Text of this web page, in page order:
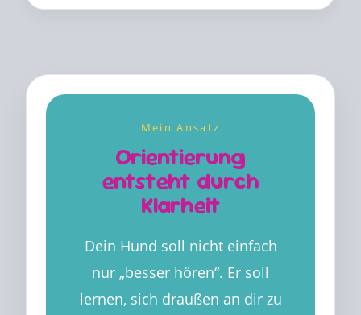
Mein Ansatz
Orientierung
entsteht durch
Klarheit
Dein Hund soll nicht einfach
nur „besser hören“. Er soll
lernen, sich draußen an dir zu